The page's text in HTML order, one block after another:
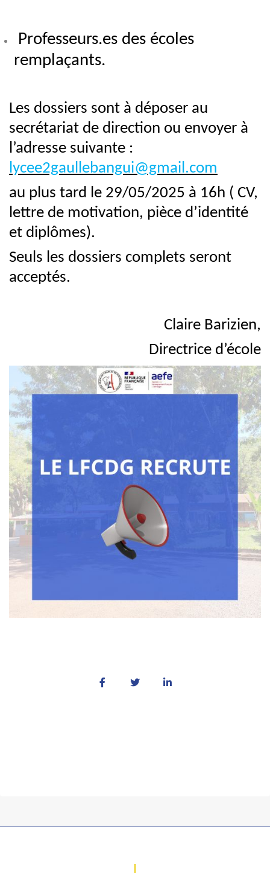
Professeurs.es des écoles
remplaçants.
Les dossiers sont à déposer au
secrétariat de direction ou envoyer à
l’adresse suivante :
lycee2gaullebangui@gmail.com
au plus tard le 29/05/2025 à 16h ( CV,
lettre de motivation, pièce d’identité
et diplômes).
Seuls les dossiers complets seront
acceptés.
Claire Barizien,
Directrice d’école